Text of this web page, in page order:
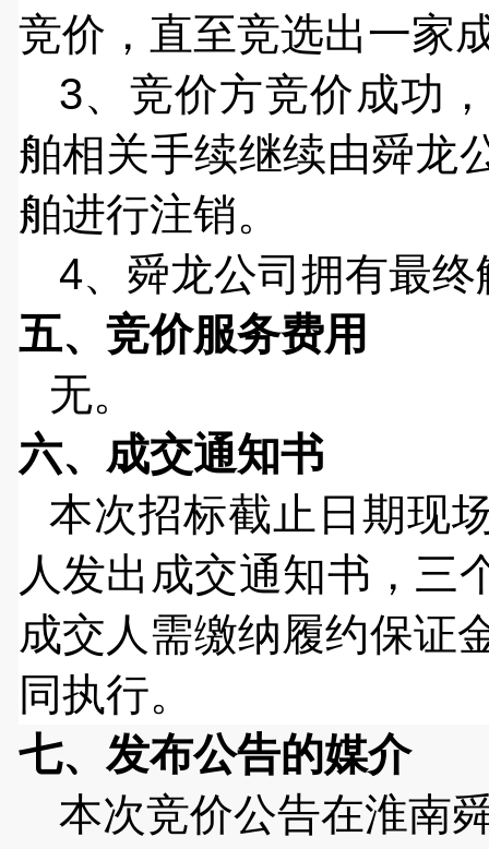
竞价，直至竞选出一家
3、竞价方竞价成功
舶相关手续继续由舜龙
舶进行注销。
4、舜龙公司拥有最
五、 竞价服务费用
无。
六、成交通知书
本次招标截止日期现
人发出成交通知书，三
成交人需缴纳履约保证
同执行。
七、发布公告的媒介
本次竞价公告在淮南